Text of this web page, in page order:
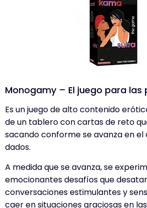
Monogamy – El juego para las
Es un juego de alto contenido
de un tablero con cartas de reto
sacando conforme se avanza en
dados.
A medida que se avanza, se
emocionantes desafíos que
conversaciones estimulantes y
caer en situaciones graciosas en